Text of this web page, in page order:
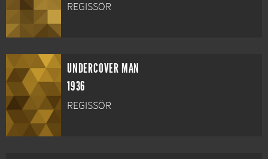
REGISSÖR
UNDERCOVER MAN
1936
REGISSÖR